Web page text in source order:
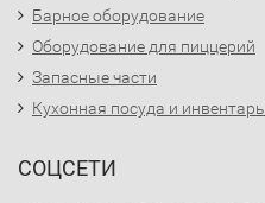
Барное оборудование
Оборудование для пиццерий
Запасные части
Кухонная посуда и инвентарь
СОЦСЕТИ